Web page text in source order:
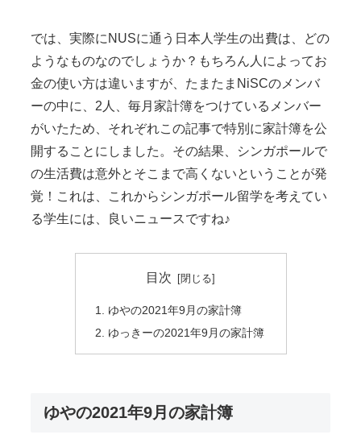
では、実際にNUSに通う日本人学生の出費は、どの
ようなものなのでしょうか？もちろん人によってお
金の使い方は違いますが、たまたまNiSCのメンバ
ーの中に、2人、毎月家計簿をつけているメンバー
がいたため、それぞれこの記事で特別に家計簿を公
開することにしました。その結果、シンガポールで
の生活費は意外とそこまで高くないということが発
覚！これは、これからシンガポール留学を考えてい
る学生には、良いニュースですね♪
目次
ゆやの2021年9月の家計簿
ゆっきーの2021年9月の家計簿
ゆやの2021年9月の家計簿